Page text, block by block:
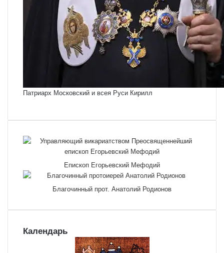
Патриарх Московский и всея Руси Кирилл
Епископ Егорьевский Мефодий
Благочинный прот. Анатолий Родионов
Календарь